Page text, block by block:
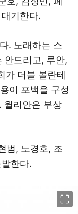
기한다.
. 노래하는 스
안드리고, 루안,
가 더블 볼란테
이 포백을 구성
윌리안은 부상
범, 노경호, 조
한다.